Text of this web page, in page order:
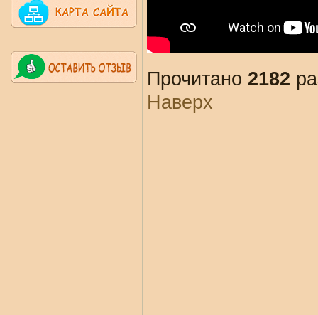
Прочитано 2182
Наверх